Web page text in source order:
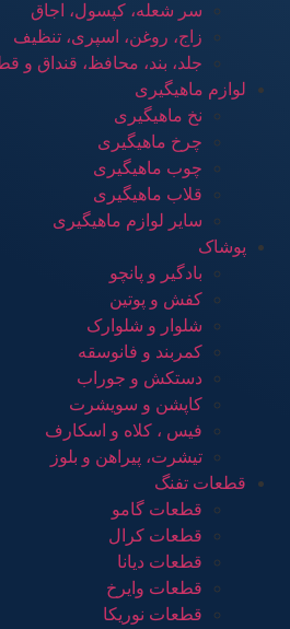
سر شعله، کپسول، اجاق
زاج، روغن، اسپری، تنظیف
جلد، بند، محافظ، قنداق و
لوازم ماهیگیری
نخ ماهیگیری
چرخ ماهیگیری
چوب ماهیگیری
قلاب ماهیگیری
سایر لوازم ماهیگیری
پوشاک
بادگیر و پانچو
کفش و پوتین
شلوار و شلوارک
کمربند و فانوسقه
دستکش و جوراب
کاپشن و سویشرت
فیس ، کلاه و اسکارف
تیشرت، پیراهن و بلوز
قطعات تفنگ
قطعات گامو
قطعات کرال
قطعات دیانا
قطعات وایرخ
قطعات نوریکا